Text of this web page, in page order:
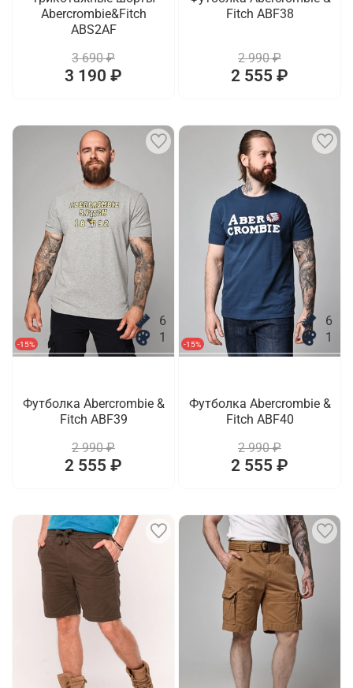
Abercrombie&Fitch
ABS2AF
3 690 ₽
3 190 ₽
Fitch ABF38
2 990 ₽
2 555 ₽
-15%
6
1
Футболка Abercrombie &
Fitch ABF39
2 990 ₽
2 555 ₽
-15%
6
1
Футболка Abercrombie &
Fitch ABF40
2 990 ₽
2 555 ₽